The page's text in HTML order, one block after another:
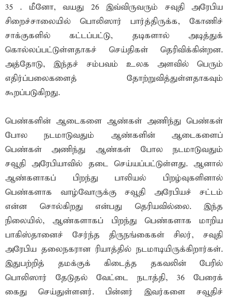
35 . மீனோ, வயது 26 இவ்விருவரும் சவுதி அரேபிய
சிறைச்சாலையில் பொலிஸார் பார்த்திருக்க, கோணிச்
சாக்குகளில் கட்டப்பட்டு, தடிகளால் அடித்துக்
கொல்லப்பட்டுள்ளதாகச் செய்திகள் தெரிவிக்கின்றன.
அத்தோடு, இந்தச் சம்பவம் உலக அளவில் பெரும்
எதிர்ப்பலைகளைத் தோற்றுவித்துள்ளதாகவும்
கூறப்படுகிறது.
பெண்களின் ஆடைகளை ஆண்கள் அணிந்து பெண்கள்
போல நடமாடுவதும் ஆண்களின் ஆடைகளைப்
பெண்கள் அணிந்து ஆண்கள் போல நடமாடுவதும்
சவூதி அரேபியாவில் தடை செய்யப்பட்டுள்ளது. ஆனால்
ஆண்களாகப் பிறந்து பாலியல் பிறழ்வுகளினால்
பெண்களாக வாழ்வோருக்கு சவூதி அரேபியச் சட்டம்
என்ன சொல்கிறது என்பது தெரியவில்லை. இந்த
நிலையில், ஆண்களாகப் பிறந்து பெண்களாக மாறிய
பாகிஸ்தானைச் சேர்ந்த திருநங்கைகள் சிலர், சவுதி
அரேபிய தலைநகரான ரியாத்தில் நடமாடியிருக்கிறார்கள்.
இதுபற்றித் தமக்குக் கிடைத்த தகவலின் பேரில்
பொலிஸார் தேடுதல் வேட்டை நடாத்தி, 36 பேரைக்
கைது செய்துள்ளனர். பின்னர் இவர்களை சவூதிச்